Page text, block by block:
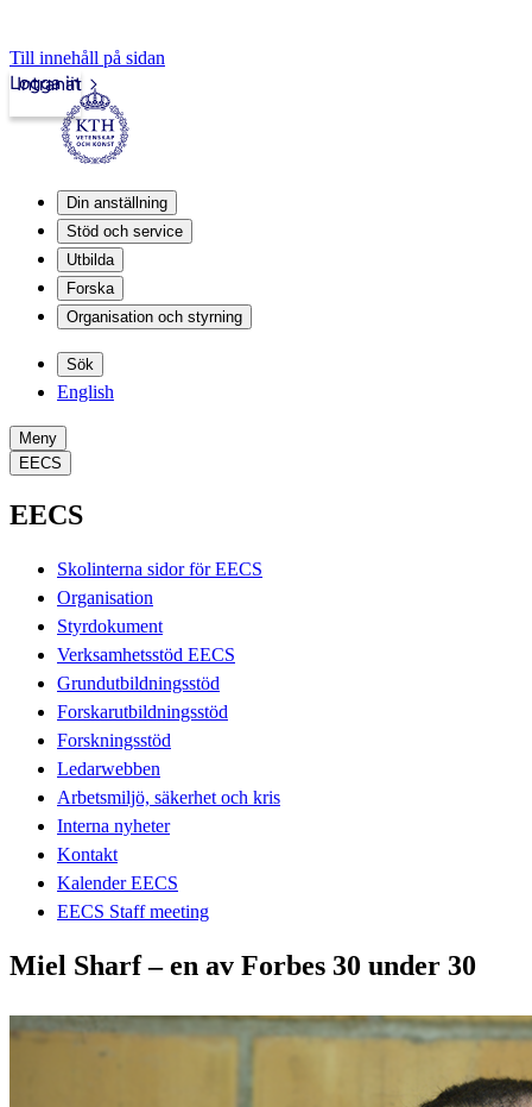
Till innehåll på sidan
Intranät
Logga in
Din anställning
Stöd och service
Utbilda
Forska
Organisation och styrning
Sök
English
Meny
EECS
EECS
Skolinterna sidor för EECS
Organisation
Styrdokument
Verksamhetsstöd EECS
Grundutbildningsstöd
Forskarutbildningsstöd
Forskningsstöd
Ledarwebben
Arbetsmiljö, säkerhet och kris
Interna nyheter
Kontakt
Kalender EECS
EECS Staff meeting
Miel Sharf – en av Forbes 30 under 30